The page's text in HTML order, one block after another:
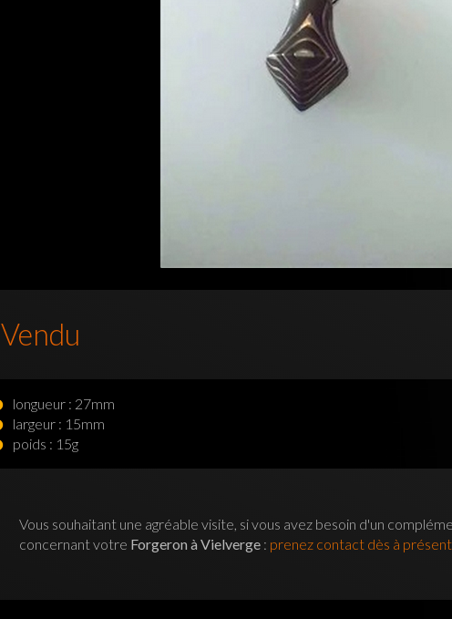
Vendu
longueur : 27mm
largeur : 15mm
poids : 15g
Vous souhaitant une agréable visite, si vous avez besoin d'un
concernant votre Forgeron à Vielverge : prenez contact dès à présent